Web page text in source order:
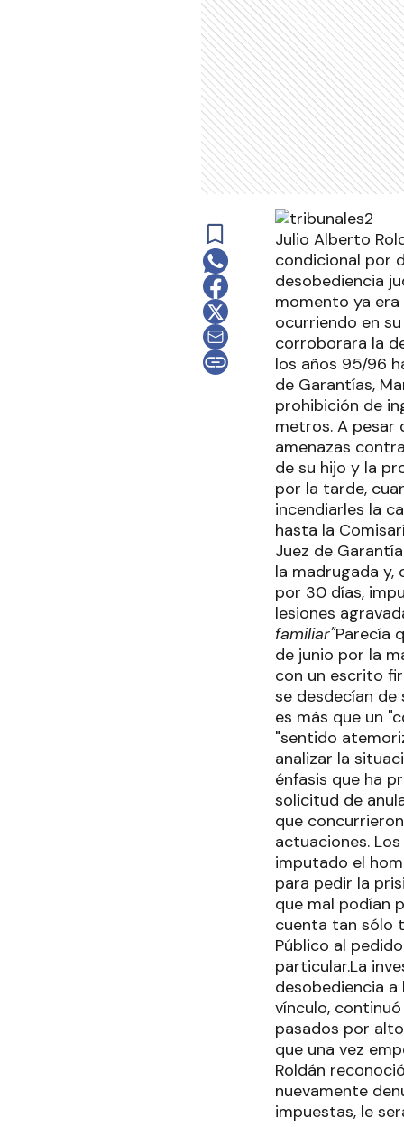
Julio Alberto
condicional por
desobediencia
momento ya
ocurriendo en
corroborara la
los años 95/96
de Garantías,
prohibición de
metros. A pesar
amenazas
de su hijo y la
por la tarde,
incendiarles la
hasta la
Juez de
la madrugada y,
por 30 días,
lesiones
familiar"Parecía
de junio por la
con un escrito
se desdecían
es más que un
"sentido
analizar la
énfasis que ha
solicitud de
que
actuaciones.
imputado el
para pedir la
que mal podían
cuenta tan sólo
Público al
particular.La
desobediencia a
vínculo,
pasados por
que una vez
Roldán
nuevamente
impuestas, le